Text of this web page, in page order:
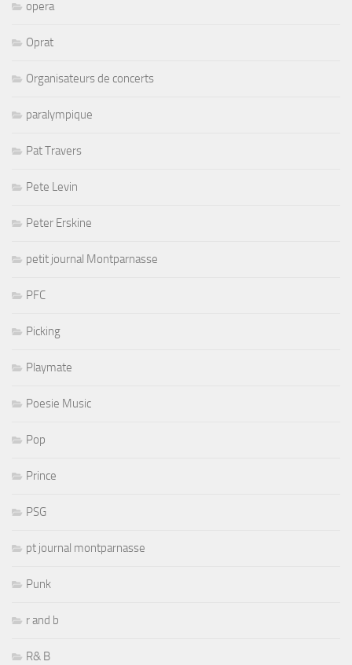
opera
Oprat
Organisateurs de concerts
paralympique
Pat Travers
Pete Levin
Peter Erskine
petit journal Montparnasse
PFC
Picking
Playmate
Poesie Music
Pop
Prince
PSG
pt journal montparnasse
Punk
r and b
R& B